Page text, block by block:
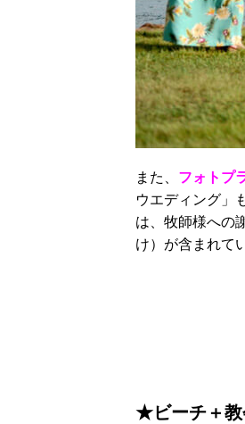
また、 フォトプ
ウエディング」
は、牧師様への
け）が含まれて
★ビーチ＋教